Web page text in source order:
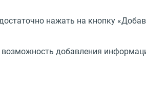
нажать на кнопку
добавления